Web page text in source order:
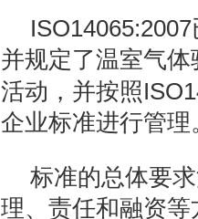
ISO14065:2007
并规定了温室气
活动，并按照
企业标准进行管理
标准的总体要
理、责任和融资